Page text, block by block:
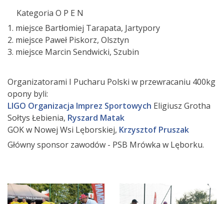
Kategoria O P E N
1. miejsce Bartłomiej Tarapata, Jartypory
2. miejsce Paweł Piskorz, Olsztyn
3. miejsce Marcin Sendwicki, Szubin
Organizatorami I Pucharu Polski w przewracaniu 400kg
opony byli:
LIGO Organizacja Imprez Sportowych Eligiusz Grotha
Sołtys Łebienia, Ryszard Matak
GOK w Nowej Wsi Lęborskiej, Krzysztof Pruszak
Główny sponsor zawodów - PSB Mrówka w Lęborku.